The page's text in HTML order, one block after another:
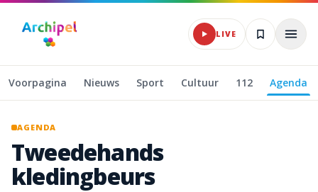
Naar hoofdinhoud
LIVE
Voorpagina Nieuws Sport Cultuur 112 Agenda
AGENDA
Tweedehands
kledingbeurs